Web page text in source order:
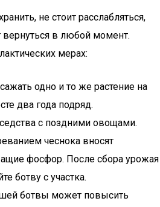
не стоит расслабляться,
в любой момент.
мерах:
одно и то же растение на
два года подряд.
с поздними овощами.
чеснока вносят
фосфор. После сбора урожая
ботву с участка.
ботвы может повысить